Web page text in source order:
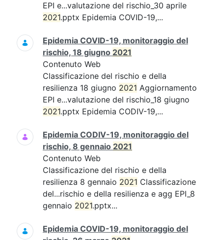
EPI e...valutazione del rischio_30 aprile
2021.pptx Epidemia COVID-19,...
Epidemia COVID-19, monitoraggio del
rischio, 18 giugno 2021
Contenuto Web
Classificazione del rischio e della
resilienza 18 giugno 2021 Aggiornamento
EPI e...valutazione del rischio_18 giugno
2021.pptx Epidemia CODIV-19,...
Epidemia CODIV-19, monitoraggio del
rischio, 8 gennaio 2021
Contenuto Web
Classificazione del rischio e della
resilienza 8 gennaio 2021 Classificazione
del...rischio e della resilienza e agg EPI_8
gennaio 2021.pptx...
Epidemia COVID-19, monitoraggio del